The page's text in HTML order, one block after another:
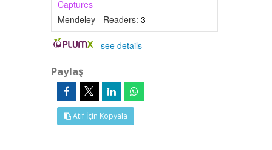
Captures
Mendeley - Readers: 3
-see details
Paylaş
Atıf İçin Kopyala